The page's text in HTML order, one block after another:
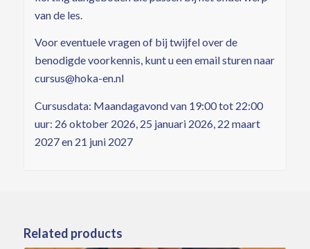
van de les.
Voor eventuele vragen of bij twijfel over de
benodigde voorkennis, kunt u een email sturen naar
cursus@hoka-en.nl
Cursusdata: Maandagavond van 19:00 tot 22:00
uur: 26 oktober 2026, 25 januari 2026, 22 maart
2027 en 21 juni 2027
Related products